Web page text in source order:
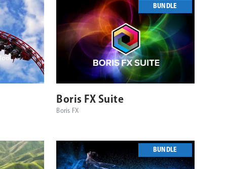
ィ・
ナ
ビ
ゲ
ー
ン
対応OS
BUNDLE
対応OS
Boris FX Suite
Boris FX
BUNDLE